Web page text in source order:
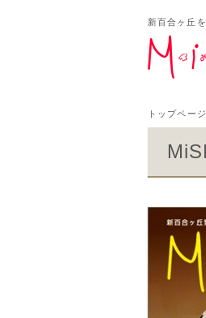
新百合ヶ丘
トップページ